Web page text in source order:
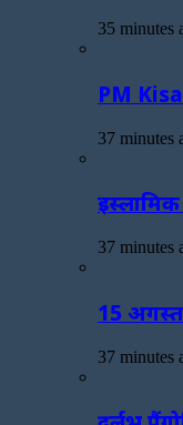
35 minutes
PM
37 minutes
37 minutes
15
37 minutes